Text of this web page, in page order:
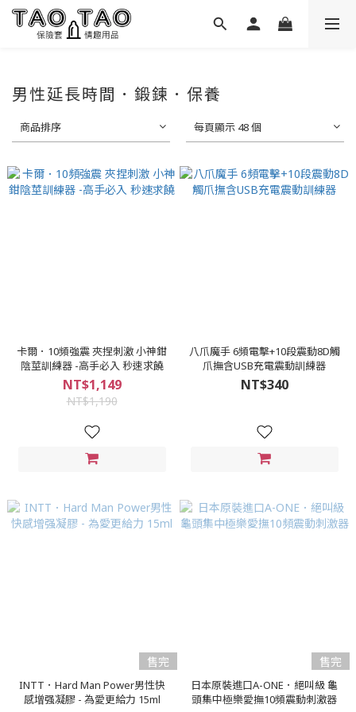
男性延長時間．鍛鍊．保養
商品排序 每頁顯示 48 個
卡爾．10頻強震 夾捏刺激 小神鉗
陰莖訓練器 -高手必入 秒速求饒
NT$1,149
NT$1,190
八爪魔手 6頻電擊+10段震動8D觸
爪撫含USB充電震動訓練器
NT$340
售完
INTT．Hard Man Power男性快
感增强凝膠 - 為愛更給力 15ml
售完
日本原裝進口A-ONE．絕叫級 龜
頭集中極樂愛撫10頻震動刺激器